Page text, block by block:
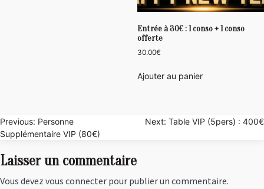
Entrée à 30€ : 1 conso + 1 conso
offerte
30.00€
Ajouter au panier
Navigation
de
l’article
Previous: Personne
Supplémentaire VIP (80€)
Next: Table VIP (5pers) : 400€
Laisser un commentaire
Vous devez vous connecter pour publier un commentaire.